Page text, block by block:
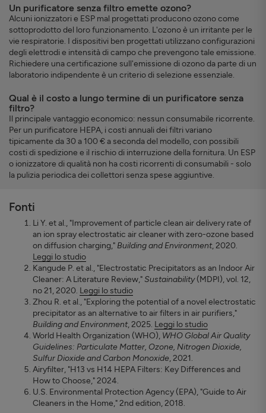
Un purificatore senza filtro emette ozono?
Alcuni ionizzatori e ESP mal progettati producono ozono come
sottoprodotto del loro funzionamento. L'ozono è un irritante per le
vie respiratorie. I dispositivi ben progettati utilizzano configurazioni
degli elettrodi e intensità di campo che prevengono tale emissione.
Richiedere una certificazione sull'emissione di ozono da parte di un
laboratorio indipendente è un criterio di selezione essenziale.
Qual è il costo a lungo termine di un purificatore senza
filtro?
Il principale vantaggio economico: nessun consumabile ricorrente.
Per un purificatore HEPA, i costi annuali dei filtri variano
tipicamente da 30 a 100 € a seconda del modello, con possibili
costi di spedizione e il rischio di interruzione della fornitura. Un ESP
o ionizzatore di qualità non ha costi ricorrenti di consumabili - solo
la pulizia periodica dei collettori senza spese aggiuntive.
Fonti
Li Y. et al., "Improvement of particle clean air delivery rate of
an ion spray electrostatic air cleaner with zero-ozone based
on diffusion charging," Building and Environment, 2020.
Leggi lo studio
Kangude P. et al., "Electrostatic Precipitators as an Indoor Air
Cleaner: A Literature Review,"Sustainability(MDPI), vol. 12,
no 21, 2020. Leggi lo studio
Zhou R. et al., "Exploring the potential of a novel electrostatic
precipitator as an alternative to air filters in air purifiers,"
Building and Environment, 2025. Leggi lo studio
World Health Organization (WHO), WHO Global Air Quality
Guidelines: Particulate Matter, Ozone, Nitrogen Dioxide,
Sulfur Dioxide and Carbon Monoxide, 2021.
Airyfilter, "H13 vs H14 HEPA Filters: Key Differences and
How to Choose," 2024.
U.S. Environmental Protection Agency (EPA), "Guide to Air
Cleaners in the Home," 2nd edition, 2018.